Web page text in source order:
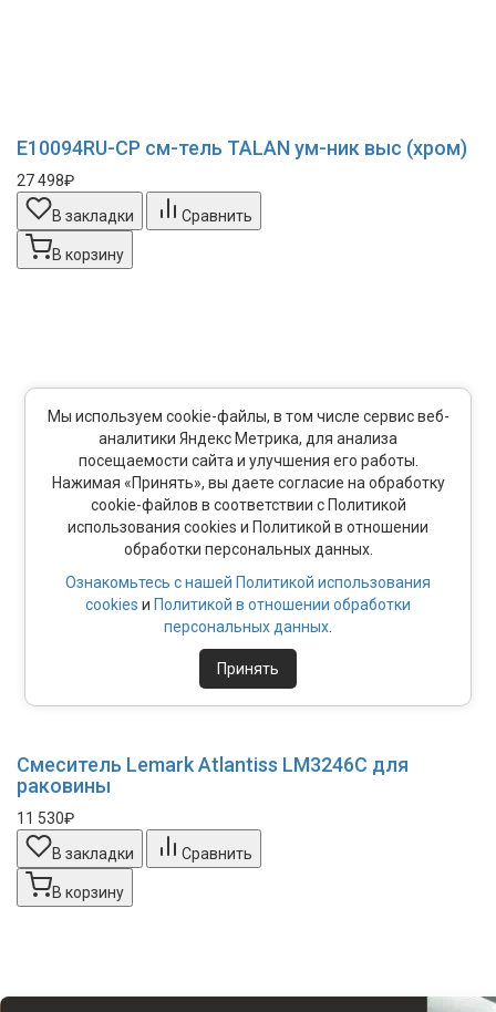
E10094RU-CP см-тель TALAN ум-ник выс (хром)
27 498₽
В закладки
Сравнить
В корзину
Смеситель Lemark Atlantiss LM3246C для
раковины
11 530₽
В закладки
Сравнить
В корзину
Мы используем cookie-файлы, в том числе сервис веб-
аналитики Яндекс Метрика, для анализа
посещаемости сайта и улучшения его работы.
Нажимая «Принять», вы даете согласие на обработку
cookie-файлов в соответствии с Политикой
использования cookies и Политикой в отношении
обработки персональных данных.
Ознакомьтесь с нашей Политикой использования
cookies и Политикой в отношении обработки
персональных данных.
Принять